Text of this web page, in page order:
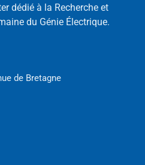
dédié à la Recherche et
du Génie Électrique.
de Bretagne